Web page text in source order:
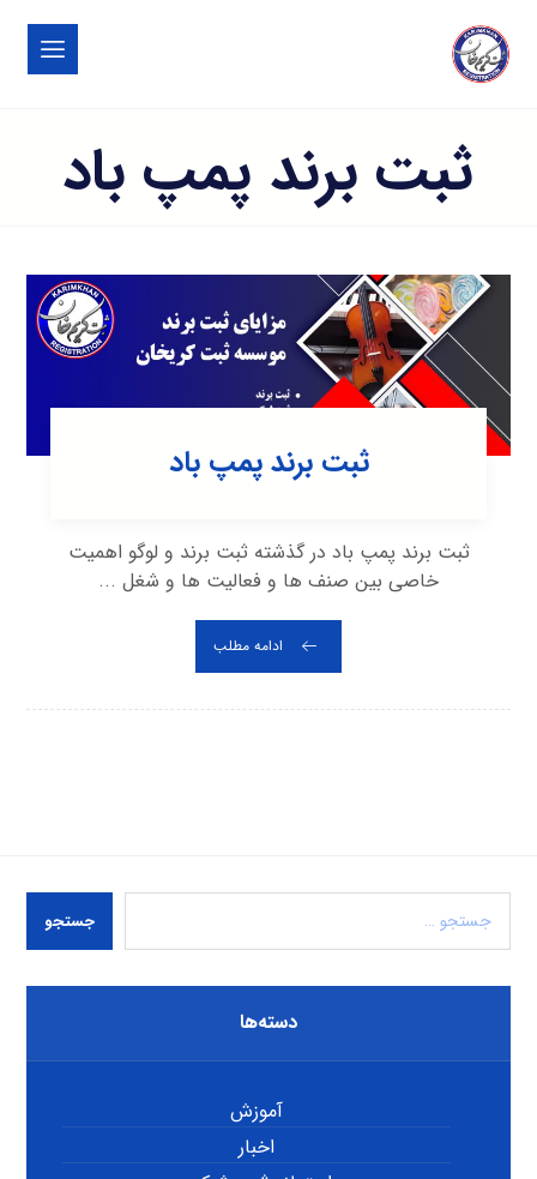
ثبت برند پمپ باد
ثبت برند پمپ باد
ثبت برند پمپ باد در گذشته ثبت برند و لوگو اهمیت
خاصی بین صنف ها و فعالیت ها و شغل ...
ادامه مطلب
جستجو
دسته‌ها
آموزش
اخبار